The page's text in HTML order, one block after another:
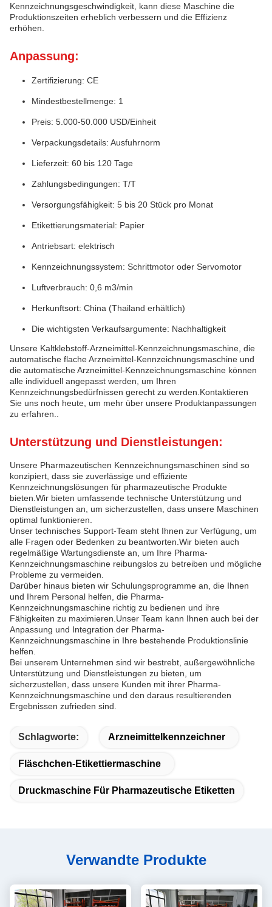
Kennzeichnungsgeschwindigkeit, kann diese Maschine die
Produktionszeiten erheblich verbessern und die Effizienz
erhöhen.
Anpassung:
Zertifizierung: CE
Mindestbestellmenge: 1
Preis: 5.000-50.000 USD/Einheit
Verpackungsdetails: Ausfuhrnorm
Lieferzeit: 60 bis 120 Tage
Zahlungsbedingungen: T/T
Versorgungsfähigkeit: 5 bis 20 Stück pro Monat
Etikettierungsmaterial: Papier
Antriebsart: elektrisch
Kennzeichnungssystem: Schrittmotor oder Servomotor
Luftverbrauch: 0,6 m3/min
Herkunftsort: China (Thailand erhältlich)
Die wichtigsten Verkaufsargumente: Nachhaltigkeit
Unsere Kaltklebstoff-Arzneimittel-Kennzeichnungsmaschine, die
automatische flache Arzneimittel-Kennzeichnungsmaschine und
die automatische Arzneimittel-Kennzeichnungsmaschine können
alle individuell angepasst werden, um Ihren
Kennzeichnungsbedürfnissen gerecht zu werden.Kontaktieren
Sie uns noch heute, um mehr über unsere Produktanpassungen
zu erfahren..
Unterstützung und Dienstleistungen:
Unsere Pharmazeutischen Kennzeichnungsmaschinen sind so
konzipiert, dass sie zuverlässige und effiziente
Kennzeichnungslösungen für pharmazeutische Produkte
bieten.Wir bieten umfassende technische Unterstützung und
Dienstleistungen an, um sicherzustellen, dass unsere Maschinen
optimal funktionieren.
Unser technisches Support-Team steht Ihnen zur Verfügung, um
alle Fragen oder Bedenken zu beantworten.Wir bieten auch
regelmäßige Wartungsdienste an, um Ihre Pharma-
Kennzeichnungsmaschine reibungslos zu betreiben und mögliche
Probleme zu vermeiden.
Darüber hinaus bieten wir Schulungsprogramme an, die Ihnen
und Ihrem Personal helfen, die Pharma-
Kennzeichnungsmaschine richtig zu bedienen und ihre
Fähigkeiten zu maximieren.Unser Team kann Ihnen auch bei der
Anpassung und Integration der Pharma-
Kennzeichnungsmaschine in Ihre bestehende Produktionslinie
helfen.
Bei unserem Unternehmen sind wir bestrebt, außergewöhnliche
Unterstützung und Dienstleistungen zu bieten, um
sicherzustellen, dass unsere Kunden mit ihrer Pharma-
Kennzeichnungsmaschine und den daraus resultierenden
Ergebnissen zufrieden sind.
Schlagworte: Arzneimittelkennzeichner
Fläschchen-Etikettiermaschine
Druckmaschine Für Pharmazeutische Etiketten
Verwandte Produkte